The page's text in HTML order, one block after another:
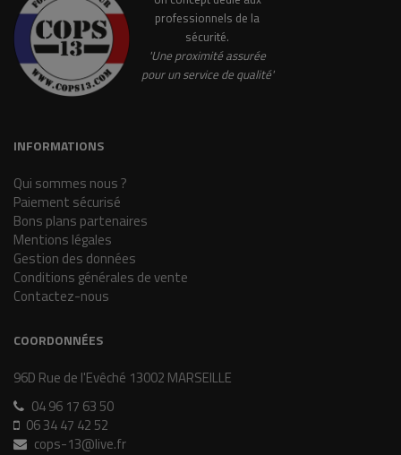
professionnels de la
sécurité.
'Une proximité assurée
pour un service de qualité'
INFORMATIONS
Qui sommes nous ?
Paiement sécurisé
Bons plans partenaires
Mentions légales
Gestion des données
Conditions générales de vente
Contactez-nous
COORDONNÉES
96D Rue de l'Evêché 13002 MARSEILLE
04 96 17 63 50
06 34 47 42 52
cops-13@live.fr